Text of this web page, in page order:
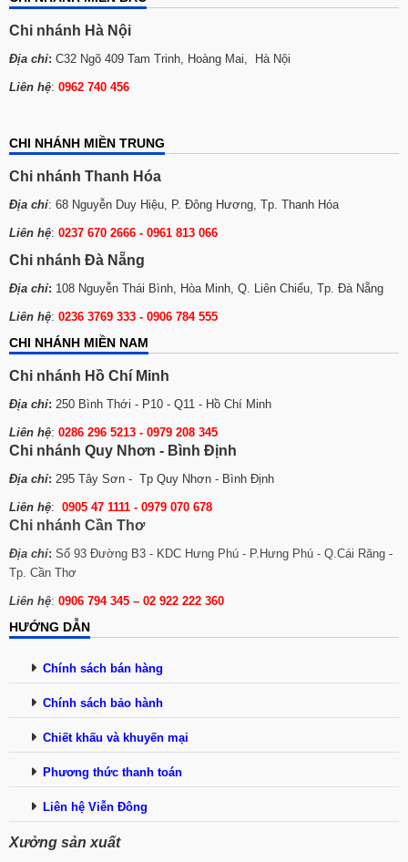
Chi nhánh Hà Nội
Địa chỉ: C32 Ngõ 409 Tam Trinh, Hoàng Mai, Hà Nội
Liên hệ: 0962 740 456
online pokies payid
Aviator
Aviator
CHI NHÁNH MIỀN TRUNG
Chi nhánh Thanh Hóa
Địa chỉ: 68 Nguyễn Duy Hiệu, P. Đông Hương, Tp. Thanh Hóa
Liên hệ: 0237 670 2666 - 0961 813 066
Chi nhánh Đà Nẵng
Địa chỉ: 108 Nguyễn Thái Bình, Hòa Minh, Q. Liên Chiểu, Tp. Đà Nẵng
Liên hệ: 0236 3769 333 - 0906 784 555
CHI NHÁNH MIỀN NAM
Chi nhánh Hồ Chí Minh
Địa chỉ: 250 Bình Thới - P10 - Q11 - Hồ Chí Minh
Liên hệ: 0286 296 5213 - 0979 208 345
Chi nhánh Quy Nhơn - Bình Định
Địa chỉ: 295 Tây Sơn - Tp Quy Nhơn - Bình Định
Liên hệ: 0905 47 1111 - 0979 070 678
Chi nhánh Cần Thơ
Địa chỉ: Số 93 Đường B3 - KDC Hưng Phú - P.Hưng Phú - Q.Cái Răng -
Tp. Cần Thơ
Liên hệ: 0906 794 345 – 02 922 222 360
HƯỚNG DẪN
Chính sách bán hàng
Chính sách bảo hành
Chiết khấu và khuyến mại
Phương thức thanh toán
Liên hệ Viễn Đông
Xưởng sản xuất